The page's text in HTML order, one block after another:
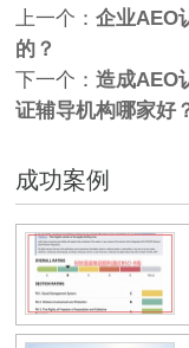
上一个：企业AEO
的？
下一个：造成AEO
证辅导机构哪家好
成功案例